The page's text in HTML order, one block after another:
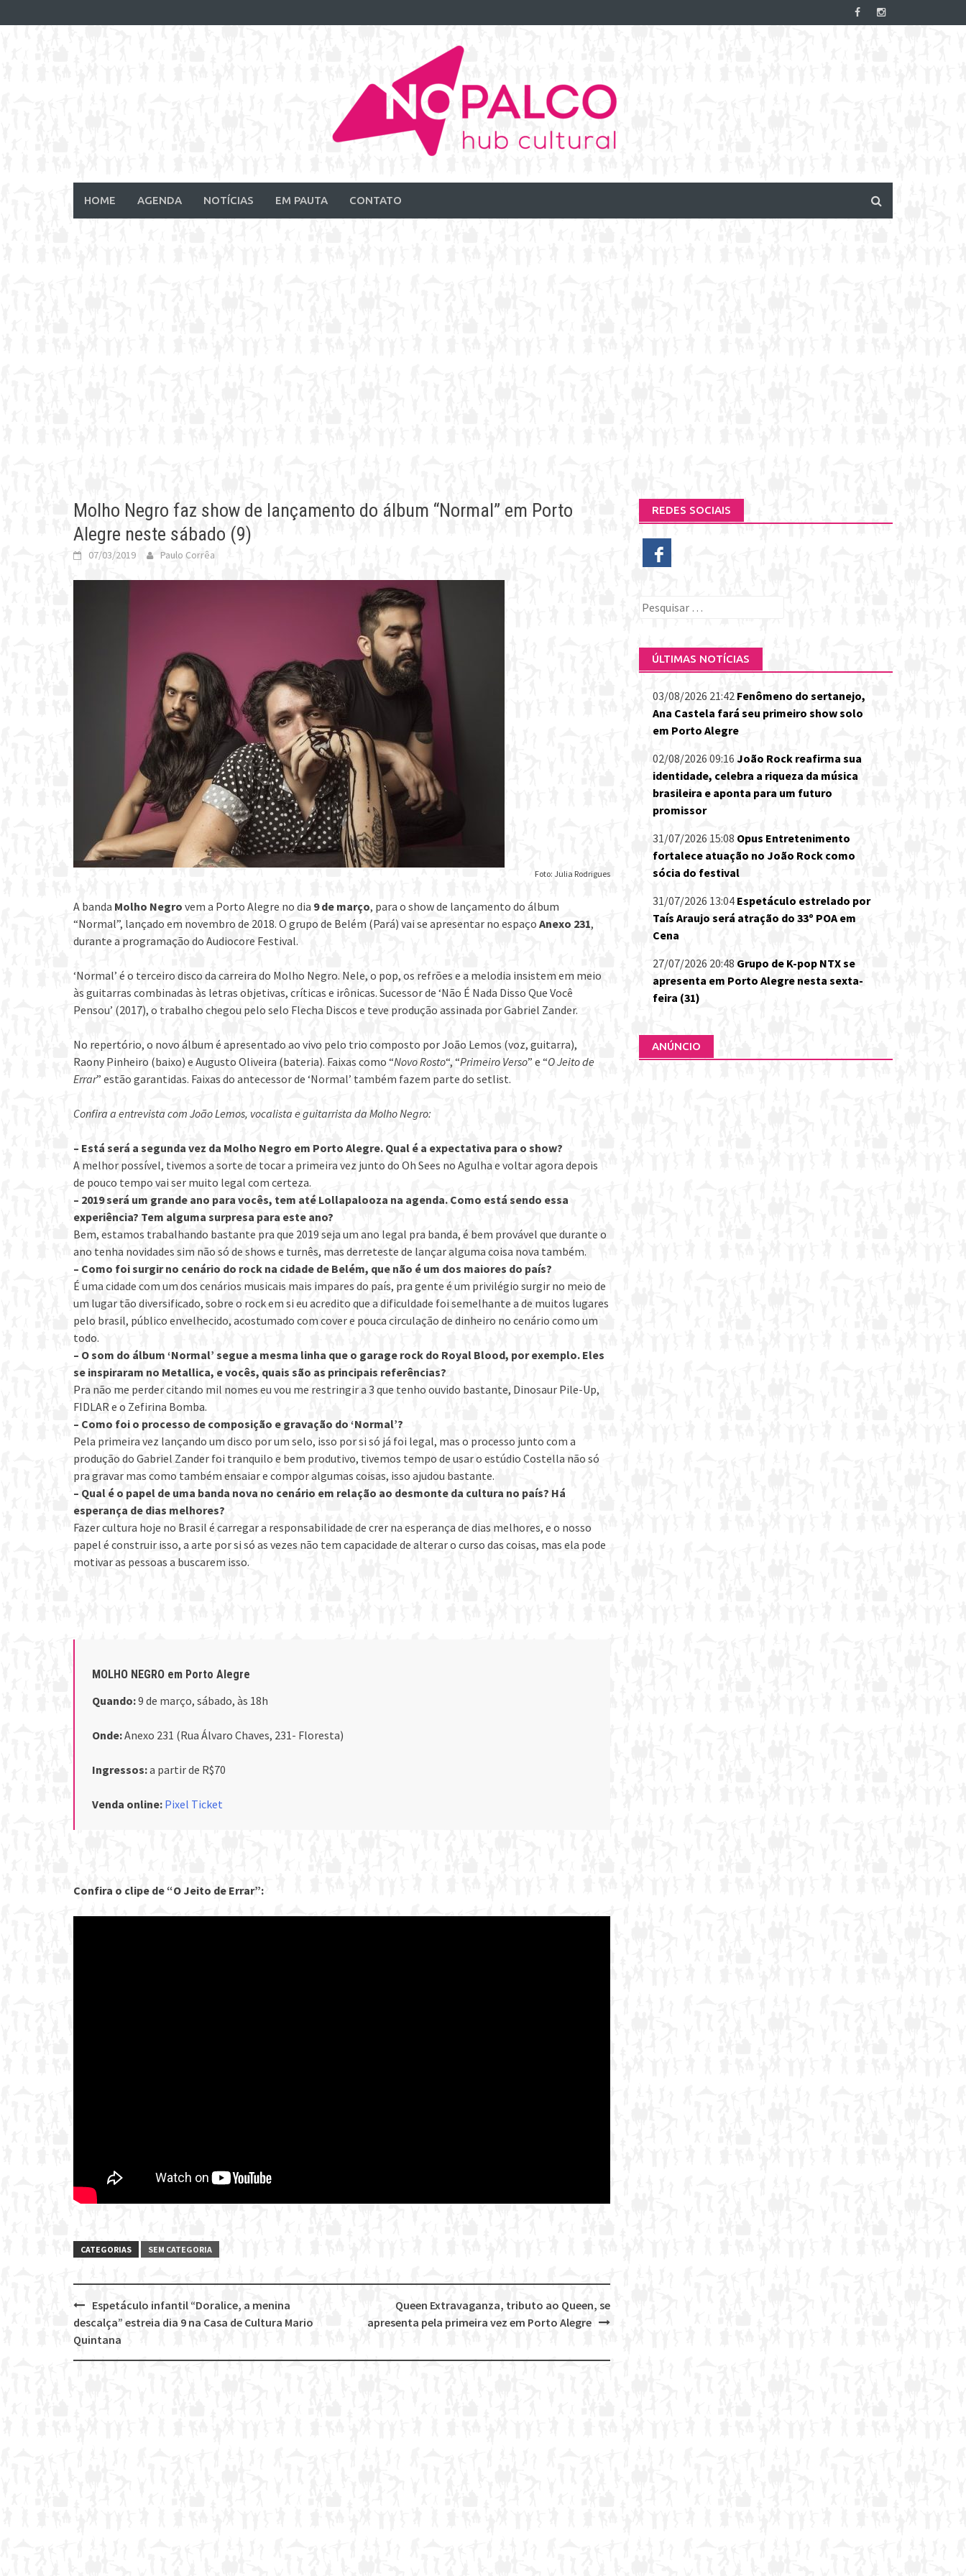
to
HOME AGENDA NOTÍCIAS EM PAUTA CONTATO
Molho Negro faz show de lançamento do álbum “Normal” em Porto
Alegre neste sábado (9)
07/03/2019 Paulo Corrêa
Foto: Julia Rodrigues
A banda Molho Negro vem a Porto Alegre no dia 9 de março, para o show de lançamento do álbum
“Normal”, lançado em novembro de 2018. O grupo de Belém (Pará) vai se apresentar no espaço Anexo 231,
durante a programação do Audiocore Festival.
‘Normal’ é o terceiro disco da carreira do Molho Negro. Nele, o pop, os refrões e a melodia insistem em meio
às guitarras combinadas às letras objetivas, críticas e irônicas. Sucessor de ‘Não É Nada Disso Que Você
Pensou’ (2017), o trabalho chegou pelo selo Flecha Discos e teve produção assinada por Gabriel Zander.
No repertório, o novo álbum é apresentado ao vivo pelo trio composto por João Lemos (voz, guitarra),
Raony Pinheiro (baixo) e Augusto Oliveira (bateria). Faixas como “Novo Rosto“, “Primeiro Verso” e “O Jeito de
Errar” estão garantidas. Faixas do antecessor de ‘Normal’ também fazem parte do setlist.
Confira a entrevista com João Lemos, vocalista e guitarrista da Molho Negro:
– Está será a segunda vez da Molho Negro em Porto Alegre. Qual é a expectativa para o show?
A melhor possível, tivemos a sorte de tocar a primeira vez junto do Oh Sees no Agulha e voltar agora depois
de pouco tempo vai ser muito legal com certeza.
– 2019 será um grande ano para vocês, tem até Lollapalooza na agenda. Como está sendo essa
experiência? Tem alguma surpresa para este ano?
Bem, estamos trabalhando bastante pra que 2019 seja um ano legal pra banda, é bem provável que durante o
ano tenha novidades sim não só de shows e turnês, mas derreteste de lançar alguma coisa nova também.
– Como foi surgir no cenário do rock na cidade de Belém, que não é um dos maiores do país?
É uma cidade com um dos cenários musicais mais impares do país, pra gente é um privilégio surgir no meio de
um lugar tão diversificado, sobre o rock em si eu acredito que a dificuldade foi semelhante a de muitos lugares
pelo brasil, público envelhecido, acostumado com cover e pouca circulação de dinheiro no cenário como um
todo.
– O som do álbum ‘Normal’ segue a mesma linha que o garage rock do Royal Blood, por exemplo. Eles
se inspiraram no Metallica, e vocês, quais são as principais referências?
Pra não me perder citando mil nomes eu vou me restringir a 3 que tenho ouvido bastante, Dinosaur Pile-Up,
FIDLAR e o Zefirina Bomba.
– Como foi o processo de composição e gravação do ‘Normal’?
Pela primeira vez lançando um disco por um selo, isso por si só já foi legal, mas o processo junto com a
produção do Gabriel Zander foi tranquilo e bem produtivo, tivemos tempo de usar o estúdio Costella não só
pra gravar mas como também ensaiar e compor algumas coisas, isso ajudou bastante.
– Qual é o papel de uma banda nova no cenário em relação ao desmonte da cultura no país? Há
esperança de dias melhores?
Fazer cultura hoje no Brasil é carregar a responsabilidade de crer na esperança de dias melhores, e o nosso
papel é construir isso, a arte por si só as vezes não tem capacidade de alterar o curso das coisas, mas ela pode
motivar as pessoas a buscarem isso.
MOLHO NEGRO em Porto Alegre
Quando:9 de março, sábado, às 18h
Onde:Anexo 231 (Rua Álvaro Chaves, 231- Floresta)
Ingressos:a partir de R$70
Venda online: Pixel Ticket
Confira o clipe de “O Jeito de Errar”:
CATEGORIAS SEM CATEGORIA
Post
navigation
Queen Extravaganza, tributo ao Queen, se
apresenta pela primeira vez em Porto Alegre
Espetáculo infantil “Doralice, a menina
descalça” estreia dia 9 na Casa de Cultura Mario
Quintana
REDES SOCIAIS
Pesquisar
ÚLTIMAS NOTÍCIAS
03/08/2026 21:42 Fenômeno do sertanejo,
Ana Castela fará seu primeiro show solo
em Porto Alegre
02/08/2026 09:16 João Rock reafirma sua
identidade, celebra a riqueza da música
brasileira e aponta para um futuro
promissor
31/07/2026 15:08 Opus Entretenimento
fortalece atuação no João Rock como
sócia do festival
31/07/2026 13:04 Espetáculo estrelado por
Taís Araujo será atração do 33º POA em
Cena
27/07/2026 20:48 Grupo de K-pop NTX se
apresenta em Porto Alegre nesta sexta-
feira (31)
ANÚNCIO